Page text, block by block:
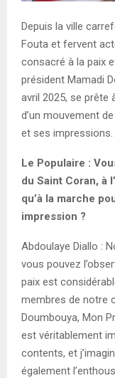
Depuis la ville
Fouta et fervent
consacré à la paix
président Mamadi
avril 2025, se prête
d’un mouvement
et ses impressions.
Le Populaire :
du Saint Coran, à
qu’à la marche
impression ?
Abdoulaye Diallo :
vous pouvez
paix est
membres de notre
Doumbouya, Mon
est véritablement
contents, et
également